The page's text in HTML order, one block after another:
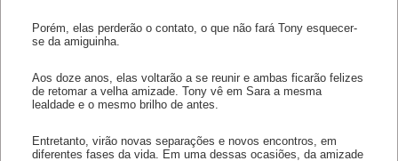
Porém, elas perderão o contato, o que não fará Tony esquecer-
se da amiguinha.
Aos doze anos, elas voltarão a se reunir e ambas ficarão felizes
de retomar a velha amizade. Tony vê em Sara a mesma
lealdade e o mesmo brilho de antes.
Entretanto, virão novas separações e novos encontros, em
diferentes fases da vida. Em uma dessas ocasiões, da amizade